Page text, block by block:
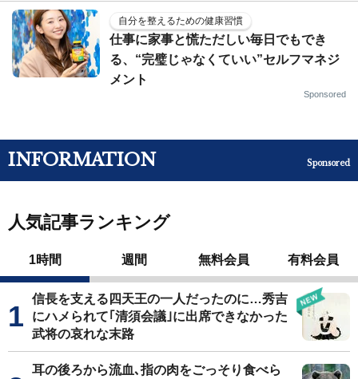
自分を整えるための健康習慣
仕事に家事と慌ただしい毎日でもでき
る、“完璧じゃなくていい”セルフマネジ
メント
Sponsored
INFORMATION Sponsored
人気記事ランキング
1時間 週間 無料会員 有料会員
信長を支える四天王の一人だったのに…秀吉
にハメられて｢清須会議｣に出席できなかった
武将の哀れな末路
耳の後ろから流血､指の肉をごっそり食べら